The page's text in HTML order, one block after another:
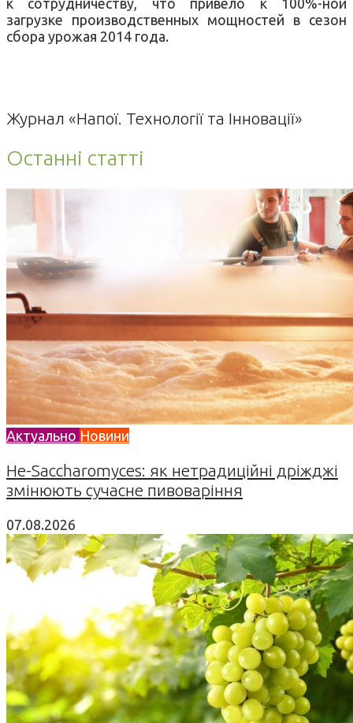
загрузке производственных мощностей в сезон
сбора урожая 2014 года.
Журнал «Напої. Технології та Інновації»
Останні статті
Актуально Новини
Не-Saccharomyces: як нетрадиційні дріжджі
змінюють сучасне пивоваріння
07.08.2026